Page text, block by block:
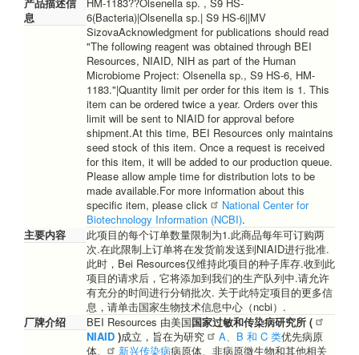
息
6(Bacteria)|Olsenella sp.| S9 HS-6||MV
SizovaAcknowledgment for publications should read
"The following reagent was obtained through BEI
Resources, NIAID, NIH as part of the Human
Microbiome Project: Olsenella sp., S9 HS-6, HM-
1183."|Quantity limit per order for this item is 1. This
item can be ordered twice a year. Orders over this
limit will be sent to NIAID for approval before
shipment.At this time, BEI Resources only maintains
seed stock of this item. Once a request is received
for this item, it will be added to our production queue.
Please allow ample time for distribution lots to be
made available.For more information about this
specific item, please click
National Center for
Biotechnology Information (NCBI).
主要内容
此项目的每个订单数量限制为1.此商品每年可订购两
次.在此限制上订单将在发货前发送到NIAID进行批准.
此时，Bei Resources仅维持此项目的种子库存.收到此
项目的请求后，它将添加到我们的生产队列中.请允许
有充分的时间进行分销批次. 关于此特定项目的更多信
息，请单击国家生物技术信息中心（ncbi）.
厂牌介绍
BEI Resources 由美国国家过敏和传染病研究所 (
NIAID)成立，旨在为研究 A、B 和 C 类优先病原
体、
新兴传染病病原体、非病原微生物和其他相关